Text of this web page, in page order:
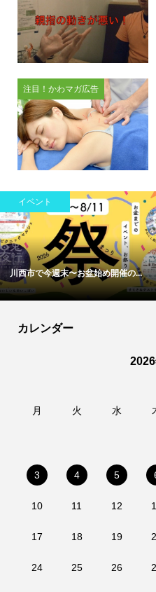
注目！かわマガ広告
イベント
川西市で今週末〜お盆始め開催の...
カレンダー
月 火 水
3 4 5
10 11 12
17 18 19
24 25 26